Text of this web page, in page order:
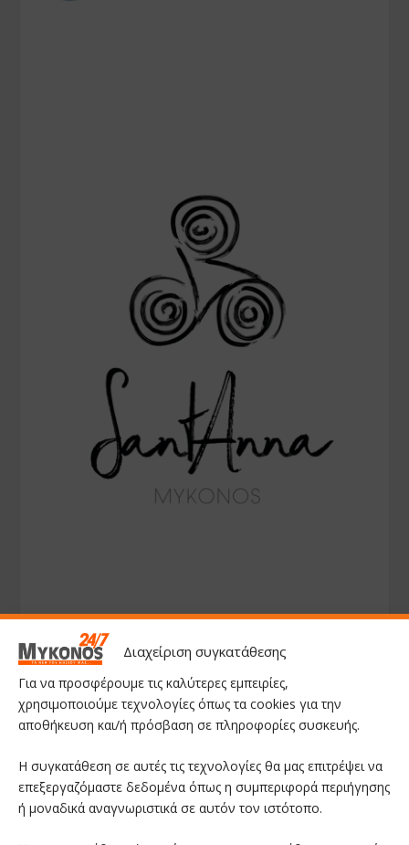
Διαχείριση συγκατάθεσης
Για να προσφέρουμε τις καλύτερες εμπειρίες,
χρησιμοποιούμε τεχνολογίες όπως τα cookies για την
αποθήκευση και/ή πρόσβαση σε πληροφορίες συσκευής.
Η συγκατάθεση σε αυτές τις τεχνολογίες θα μας επιτρέψει να
επεξεργαζόμαστε δεδομένα όπως η συμπεριφορά περιήγησης
ή μοναδικά αναγνωριστικά σε αυτόν τον ιστότοπο.